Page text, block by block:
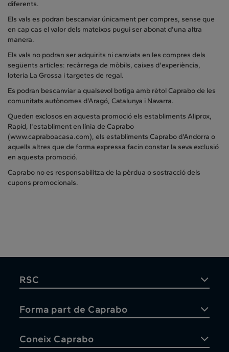
diferents.
Els vals es podran bescanviar únicament per compres, sense que
en cap cas el valor dels mateixos pugui ser abonat d'una altra
manera.
Els vals no podran ser adquirits ni canviats en les compres dels
següents articles: recàrrega de mòbils, caixes d'experiència,
loteria La Grossa i targetes de regal.
Es podran bescanviar a qualsevol botiga amb rètol Caprabo de les
comunitats autònomes d'Aragó, Catalunya i Navarra.
Queden exclosos en aquesta promoció els establiments Aliprox,
Rapid, l'establiment en línia de Caprabo
(www.capraboacasa.com), els establiments Caprabo d'Andorra o
aquells altres que de forma expressa facin constar la seva exclusió
en aquesta promoció.
Caprabo no es responsabilitza de la pèrdua o sostracció dels
cupons promocionals.
RSC
Forma part de Caprabo
Coneix Caprabo